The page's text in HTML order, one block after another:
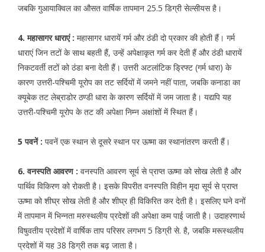
जबकि गुआयाक्विल का औसत वार्षिक तापमान 25.5 डिग्री सेल्सीयस है।
4. महासागर धाराएं : महासागर धारायें गर्म और ठंडी दो प्रकार की होती हैं। गर्म
धाराएं जिन तटों के साथ बहती हैं, उन्हें अपेक्षाकृत गर्म कर देती हैं और ठंडी धारायें
निकटवर्ती तटों को ठंडा बना देती हैं। उत्तरी अटलांटिक ड्रिफ्ट (गर्म धारा) के
कारण उत्तरी-पश्चिमी यूरोप का तट सर्दियों में जमने नहीं पाता, जबकि कनाडा का
क्यूबेक तट लेब्राडोर ठण्डी धारा के कारण सर्दियों में जम जाता है। यद्यपि यह
उत्तरी-पश्चिमी यूरोप के तट की अपेक्षा निम्न अक्षांशों में स्थित हैं।
5 पवनें : पवनें एक स्थान से दूसरे स्थान पर ऊष्मा का स्थानांतरण करती हैं।
6. वनस्पति आवरण : वनस्पति आवरण सूर्य से प्राप्त ऊष्मा को सोख लेती है और
पार्थिव विकिरण को रोकती है। इसके विपरीत वनस्पति विहीन मृदा सूर्य से प्राप्त
ऊष्मा को शीघ्र सोख लेती है और शीघ्र ही विकिरित कर देती है। इसलिए घने वनों
में तापमान में भिन्नता मरुस्थलीय प्रदेशों की अपेक्षा कम पाई जाती है। उदाहरणार्थ
विषुवतीय प्रदेशों में वार्षिक ताप परिसर लगभग 5 डिग्री से. है, जबकि मरूस्थलीय
प्रदेशों में यह 38 डिग्री तक बढ़ जाता है।